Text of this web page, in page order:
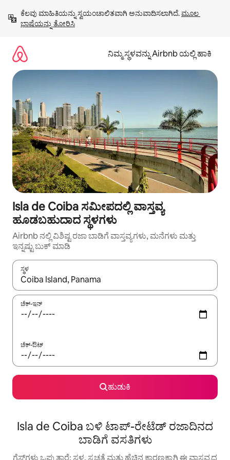
ಹೋಗಿ
ಕೆಲವು ಮಾಹಿತಿಯನ್ನು ಸ್ವಯಂಚಾಲಿತವಾಗಿ ಅನುವಾದಿಸಲಾಗಿದೆ. ಮೂಲ
ಭಾಷೆಯನ್ನು ತೋರಿಸಿ
ನಿಮ್ಮ ಸ್ಥಳವನ್ನು Airbnb ಯಲ್ಲಿ ಹಾಕಿ
Isla de Coiba ಸಮೀಪದಲ್ಲಿ ವಾಸ್ತವ್ಯ
ಹೂಡಬಹುದಾದ ಸ್ಥಳಗಳು
Airbnb ನಲ್ಲಿ ವಿಶಿಷ್ಟ ರಜಾ ಬಾಡಿಗೆ ವಾಸ್ತವ್ಯಗಳು, ಮನೆಗಳು ಮತ್ತು
ಇನ್ನಷ್ಟು ಬುಕ್ ಮಾಡಿ
ಸ್ಥಳ
ಫಲಿತಾಂಶಗಳು ಲಭ್ಯವಿರುವಾಗ, ಅಪ್ ಮತ್ತು ಡೌನ್ ಬಾಣದ ಕೀಲಿಗಳೊಂದಿಗೆ
ಚೆಕ್-ಇನ್
ಚೆಕ್-ಔಟ್
ಹುಡುಕಿ
Isla de Coiba ಬಳಿ ಟಾಪ್-ರೇಟೆಡ್ ರಜಾದಿನದ
ಬಾಡಿಗೆ ವಸತಿಗಳು
ಗೆಸ್ಟ್‌ಗಳು ಒಪ್ಪುತ್ತಾರೆ: ಸ್ಥಳ, ಸ್ವಚ್ಛತೆ ಮತ್ತು ಹೆಚ್ಚಿನ ಕಾರಣಕ್ಕಾಗಿ ಈ ವಾಸ್ತವ್ಯದ